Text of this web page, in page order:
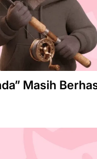
Masih